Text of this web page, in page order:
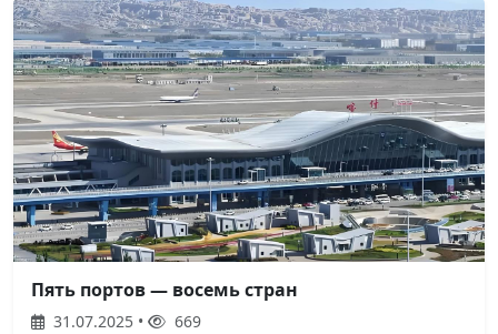
Пять портов — восемь стран
31.07.2025 • 669